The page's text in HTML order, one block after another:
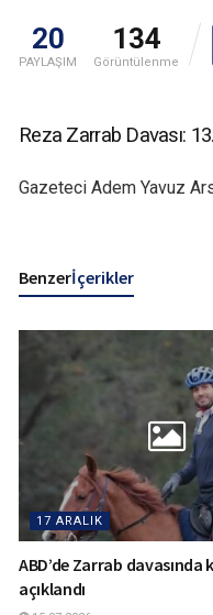
20
PAYLAŞIM
134
Görüntülenme
Reza Zarrab Davası:
Gazeteci Adem Yavuz
Benzerİçerikler
17 ARALIK
ABD’de Zarrab davasında
açıklandı